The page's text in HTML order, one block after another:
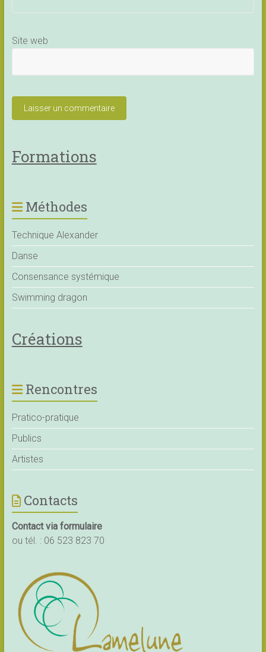
Site web
Formations
Méthodes
Technique Alexander
Danse
Consensance systémique
Swimming dragon
Créations
Rencontres
Pratico-pratique
Publics
Artistes
Contacts
Contact via formulaire
ou tél. : 06 523 823 70